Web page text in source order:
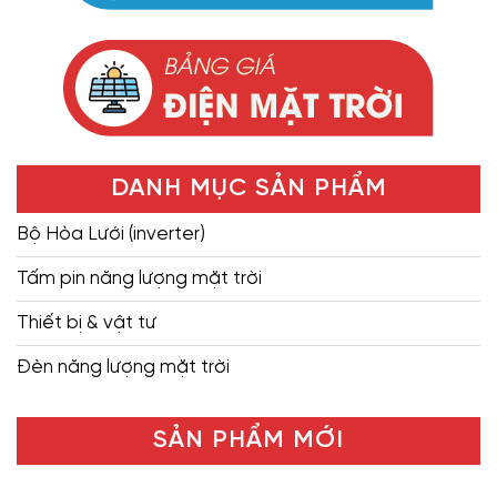
DANH MỤC SẢN PHẨM
Bộ Hòa Lưới (inverter)
Tấm pin năng lượng mặt trời
Thiết bị & vật tư
Đèn năng lượng mặt trời
SẢN PHẨM MỚI